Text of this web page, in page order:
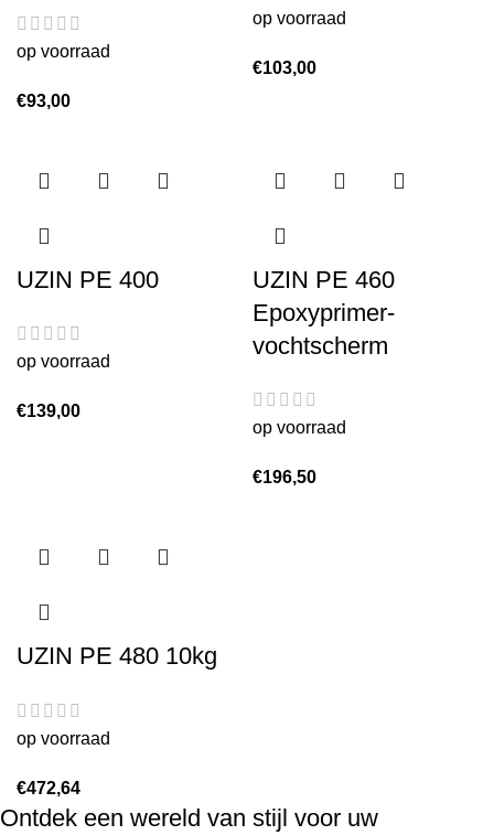
op voorraad
€93,00
op voorraad
€103,00
UZIN PE 400
op voorraad
€139,00
UZIN PE 460
Epoxyprimer-
vochtscherm
op voorraad
€196,50
UZIN PE 480 10kg
op voorraad
€472,64
Ontdek een wereld van stijl voor uw